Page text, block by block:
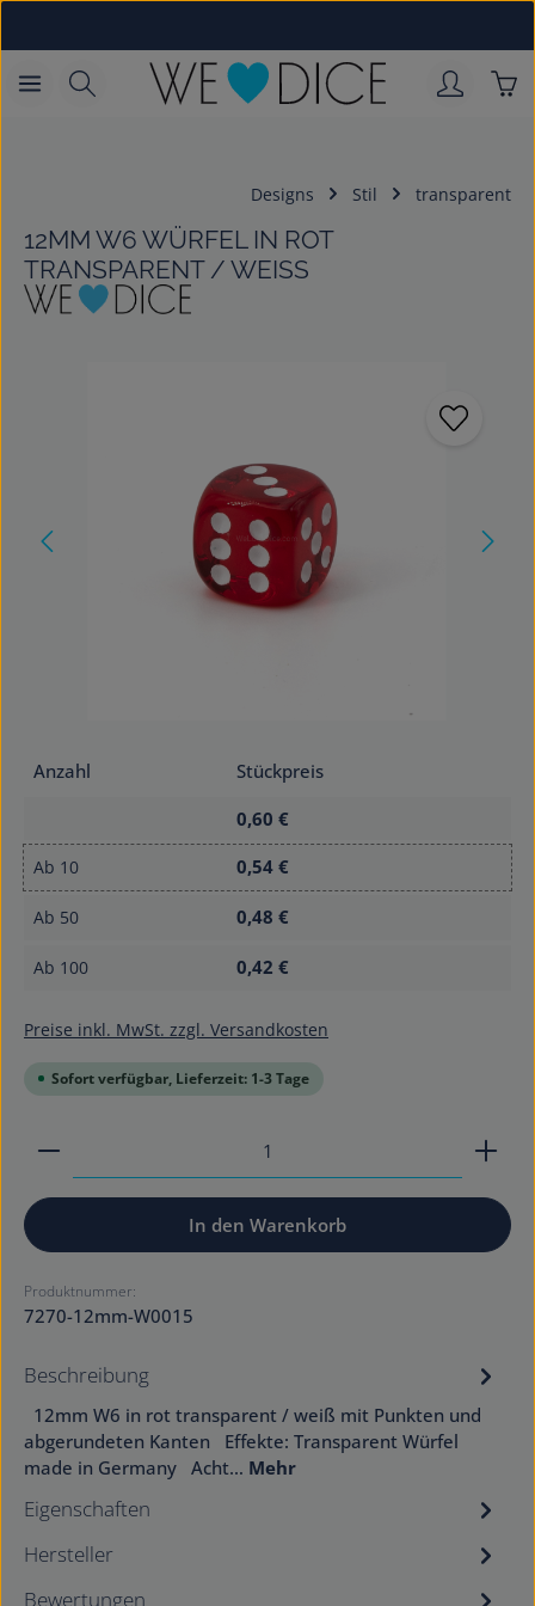
Designs Stil transparent
12MM W6 WÜRFEL IN ROT
TRANSPARENT / WEISS
Anzahl
Stückpreis
0,60 €
Ab 10 0,54 €
Ab 50 0,48 €
Ab 100 0,42 €
Preise inkl. MwSt. zzgl. Versandkosten
Sofort verfügbar, Lieferzeit: 1-3 Tage
Produkt Anzahl: Gib den gewünschten Wert ein
In den Warenkorb
Produktnummer:
7270-12mm-W0015
Beschreibung
12mm W6 in rot transparent / weiß mit Punkten und
abgerundeten Kanten Effekte: Transparent Würfel
made in Germany Acht… Mehr
Eigenschaften
Hersteller
Bewertungen